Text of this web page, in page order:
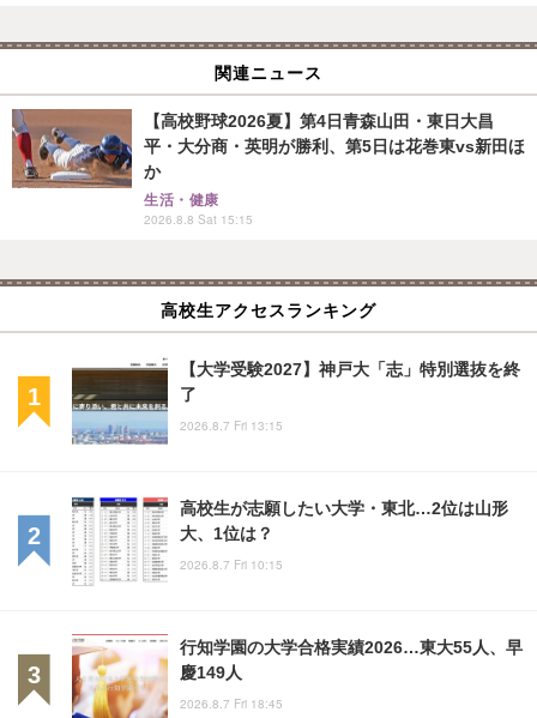
関連ニュース
【高校野球2026夏】第4日青森山田・東日大昌
平・大分商・英明が勝利、第5日は花巻東vs新田ほ
か
生活・健康
2026.8.8 Sat 15:15
高校生アクセスランキング
【大学受験2027】神戸大「志」特別選抜を終
了
2026.8.7 Fri 13:15
高校生が志願したい大学・東北…2位は山形
大、1位は？
2026.8.7 Fri 10:15
行知学園の大学合格実績2026…東大55人、早
慶149人
2026.8.7 Fri 18:45